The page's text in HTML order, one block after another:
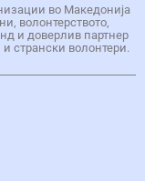
во Македонија
волонтерството,
и доверлив партнер
странски волонтери.